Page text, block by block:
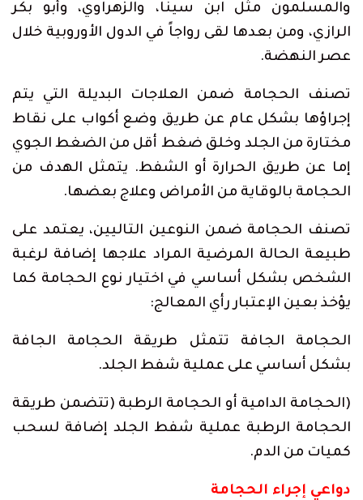
والمسلمون مثل ابن سينا، والزهراوي، وأبو بكر
الرازي، ومن بعدها لقى رواجاً في الدول الأوروبية خلال
عصر النهضة.
تصنف الحجامة ضمن العلاجات البديلة التي يتم
إجراؤها بشكل عام عن طريق وضع أكواب على نقاط
مختارة من الجلد وخلق ضغط أقل من الضغط الجوي
إما عن طريق الحرارة أو الشفط. يتمثل الهدف من
الحجامة بالوقاية من الأمراض وعلاج بعضها.
تصنف الحجامة ضمن النوعين التاليين، يعتمد على
طبيعة الحالة المرضية المراد علاجها إضافة لرغبة
الشخص بشكل أساسي في اختيار نوع الحجامة كما
يؤخذ بعين الإعتبار رأي المعالج:
الحجامة الجافة تتمثل طريقة الحجامة الجافة
بشكل أساسي على عملية شفط الجلد.
(الحجامة الدامية أو الحجامة الرطبة (تتضمن طريقة
الحجامة الرطبة عملية شفط الجلد إضافة لسحب
كميات من الدم.
دواعي إجراء الحجامة